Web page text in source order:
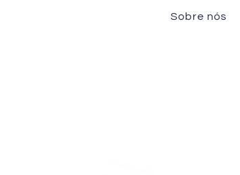
Sobre nós